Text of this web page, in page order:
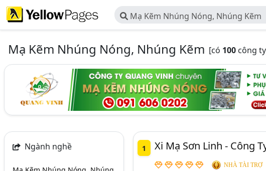
Mạ Kẽm Nhúng Nóng, Nhúng Kẽm
Mạ Kẽm Nhúng Nóng, Nhúng Kẽm [có 100 công
Ngành nghề 1 Xi Mạ Sơn Linh - Công
NHÀ TÀI TRỢ